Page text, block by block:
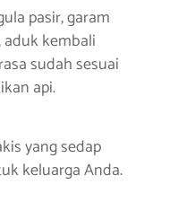
pasir, garam
kembali
sudah sesuai
api.
yang sedap
keluarga Anda.